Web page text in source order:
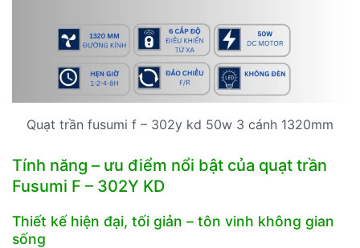
Quạt trần fusumi f – 302y kd 50w 3 cánh 1320mm
Tính năng – ưu điểm nổi bật của quạt trần
Fusumi F – 302Y KD
Thiết kế hiện đại, tối giản – tôn vinh không gian
sống